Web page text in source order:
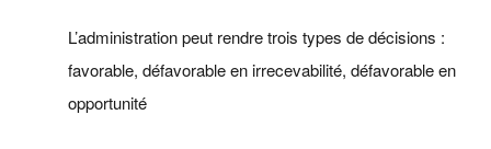
L’administration peut rendre trois types de décisions :
favorable, défavorable en irrecevabilité, défavorable en
opportunité